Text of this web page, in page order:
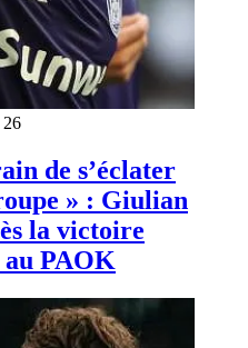
26
de s’éclater
» : Giulian
la victoire
au PAOK